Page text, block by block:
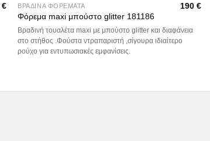
€ ΒΡΑΔΙΝΑ ΦΟΡΕΜΑΤΑ
Φόρεμα maxi μπούστο glitter 181186
190€
Βραδινή τουαλέτα maxi με μπούστο glitter και διαφάνεια
στο στήθος .Φούστα ντραπαριστή ,σίγουρα ιδιαίτερο
ρούχο για εντυπωσιακές εμφανίσεις.